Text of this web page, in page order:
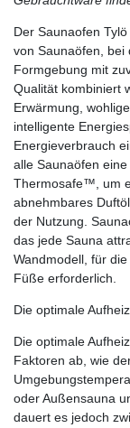
Der Saunaofen
von Saunaöfen, bei
Formgebung mit
Qualität kombiniert
Erwärmung,
intelligente
Energieverbrauch
alle Saunaöfen
Thermosafe™, um
abnehmbares
der Nutzung.
das jede Sauna
Wandmodell, für
Füße erforderlich.
Die optimale
Die optimale
Faktoren ab, wie
oder Außensauna
dauert es jedoch